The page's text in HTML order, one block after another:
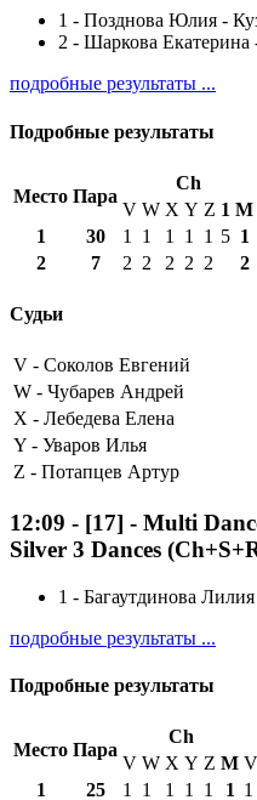
1 - Позднова Юлия -
2 - Шаркова Екатерина
подробные результаты ...
Подробные результаты
Место Пара
Ch
V W X Y Z 1 М
1
30 1 1 1 1 1 5 1
2
7 2 2 2 2 2 2
Судьи
V - Соколов Евгений
W - Чубарев Андрей
X - Лебедева Елена
Y - Уваров Илья
Z - Потапцев Артур
12:09 - [17] - Multi
Silver 3 Dances
1 - Багаутдинова
подробные результаты ...
Подробные результаты
Место Пара
Ch
V W X Y Z М V
1
25 1 1 1 1 1 1 1